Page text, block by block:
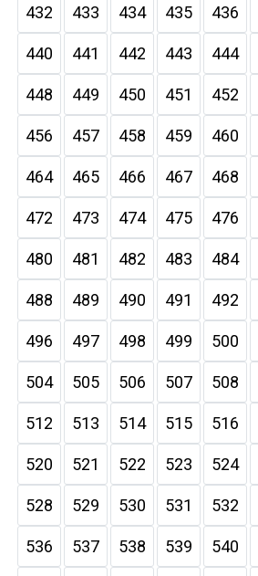
432 433 434 435 436
440 441 442 443 444
448 449 450 451 452
456 457 458 459 460
464 465 466 467 468
472 473 474 475 476
480 481 482 483 484
488 489 490 491 492
496 497 498 499 500
504 505 506 507 508
512 513 514 515 516
520 521 522 523 524
528 529 530 531 532
536 537 538 539 540